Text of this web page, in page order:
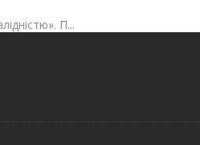
П...